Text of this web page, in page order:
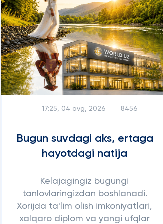
17:25, 04 avg, 2026 8456
Bugun suvdagi aks, ertaga
hayotdagi natija
Kelajagingiz bugungi
tanlovlaringizdan boshlanadi.
Xorijda ta'lim olish imkoniyatlari,
xalqaro diplom va yangi ufqlar